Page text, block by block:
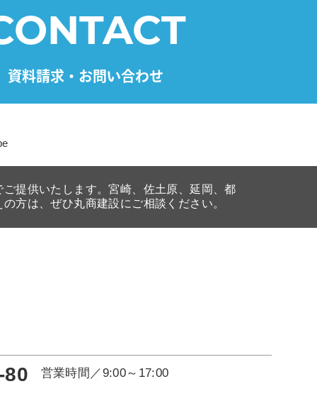
資料請求・お問い合わせ
提供いたします。宮崎、佐土原、延岡、都
方は、ぜひ丸商建設にご相談ください。
80 営業時間／9:00～17:00